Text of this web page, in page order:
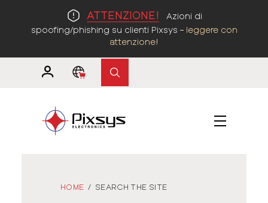
ATTENZIONE!
Azioni di
spoofing/phishing su clienti Pixsys – leggere con
attenzione!
HOME / SEARCH THE SITE